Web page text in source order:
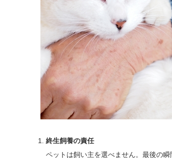
終生飼養の責任
ペットは飼い主を選べません。最後の